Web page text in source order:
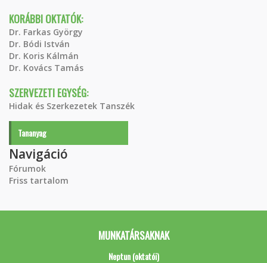
KORÁBBI OKTATÓK:
Dr. Farkas György
Dr. Bódi István
Dr. Koris Kálmán
Dr. Kovács Tamás
SZERVEZETI EGYSÉG:
Hidak és Szerkezetek Tanszék
Tananyag
Navigáció
Fórumok
Friss tartalom
MUNKATÁRSAKNAK
Neptun (oktatói)